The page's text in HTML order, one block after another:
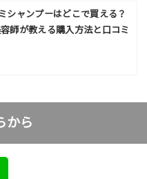
シャンプーはどこで買える？
師が教える購入方法と口コミ
から